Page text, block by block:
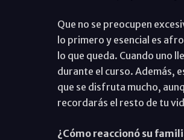
Que no se preocupen
lo primero y esencial es
lo que queda. Cuando uno
durante el curso. Además,
que se disfruta mucho,
recordarás el resto de tu
¿Cómo reaccionó su